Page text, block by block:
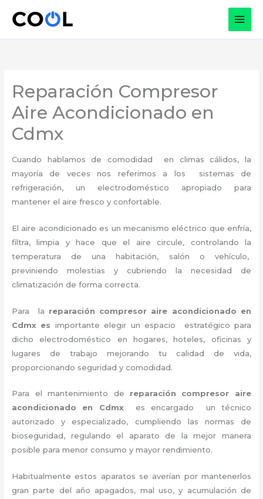
Reparación Compresor
Aire Acondicionado en
Cdmx
Cuando hablamos de comodidad en climas cálidos, la
mayoría de veces nos referimos a los sistemas de
refrigeración, un electrodoméstico apropiado para
mantener el aire fresco y confortable.
El aire acondicionado es un mecanismo eléctrico que enfría,
filtra, limpia y hace que el aire circule, controlando la
temperatura de una habitación, salón o vehículo,
previniendo molestias y cubriendo la necesidad de
climatización de forma correcta.
Para la reparación compresor aire acondicionado en
Cdmx es importante elegir un espacio estratégico para
dicho electrodoméstico en hogares, hoteles, oficinas y
lugares de trabajo mejorando tu calidad de vida,
proporcionando seguridad y comodidad.
Para el mantenimiento de reparación compresor aire
acondicionado en Cdmx es encargado un técnico
autorizado y especializado, cumpliendo las normas de
bioseguridad, regulando el aparato de la mejor manera
posible para menor consumo y mayor rendimiento.
Habitualmente estos aparatos se averían por mantenerlos
gran parte del año apagados, mal uso, y acumulación de